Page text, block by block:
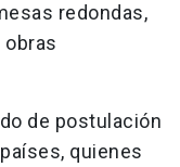
redondas,
de postulación
quienes